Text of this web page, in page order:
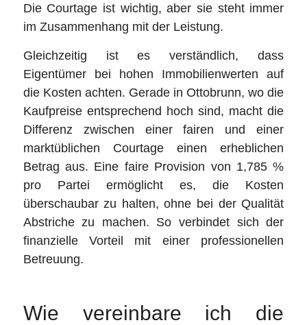
Die Courtage ist wichtig, aber sie steht immer
im Zusammenhang mit der Leistung.
Gleichzeitig ist es verständlich, dass
Eigentümer bei hohen Immobilienwerten auf
die Kosten achten. Gerade in Ottobrunn, wo die
Kaufpreise entsprechend hoch sind, macht die
Differenz zwischen einer fairen und einer
marktüblichen Courtage einen erheblichen
Betrag aus. Eine faire Provision von 1,785 %
pro Partei ermöglicht es, die Kosten
überschaubar zu halten, ohne bei der Qualität
Abstriche zu machen. So verbindet sich der
finanzielle Vorteil mit einer professionellen
Betreuung.
Wie vereinbare ich die